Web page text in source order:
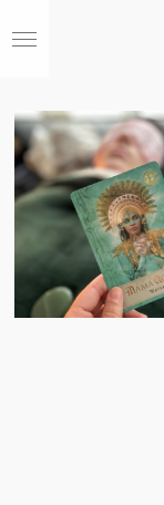
direct
hoofdinhoud